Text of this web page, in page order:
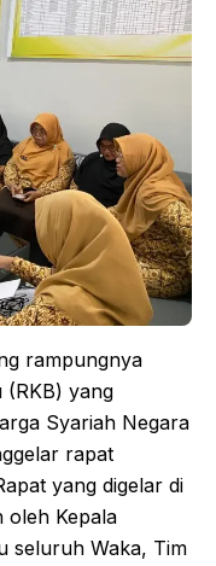
rampungnya
(RKB) yang
Syariah Negara
rapat
yang digelar di
oleh Kepala
seluruh Waka, Tim